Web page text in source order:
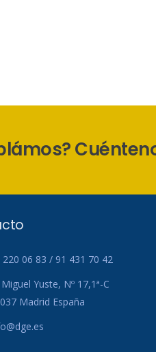
220 06 83 / 91 431 70 42
Yuste, Nº 17,1ª-C
Madrid España